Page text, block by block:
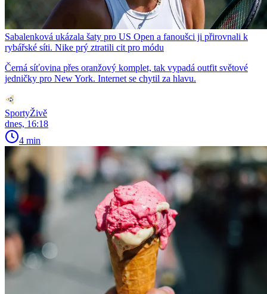
Sabalenková ukázala šaty pro US Open a fanoušci ji přirovnali k
rybářské síti. Nike prý ztratili cit pro módu
Černá síťovina přes oranžový komplet, tak vypadá outfit světové
jedničky pro New York. Internet se chytil za hlavu.
SportyŽivě
dnes, 16:18
4 min